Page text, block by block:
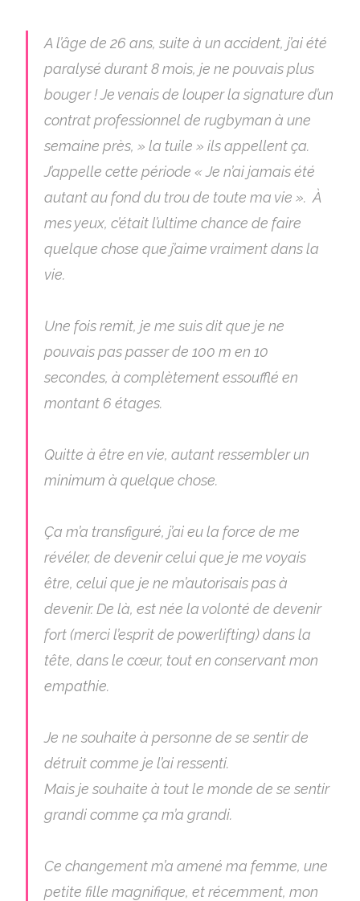
A l’âge de 26 ans, suite à un accident, j’ai été
paralysé durant 8 mois, je ne pouvais plus
bouger ! Je venais de louper la signature d’un
contrat professionnel de rugbyman à une
semaine près, » la tuile » ils appellent ça.
J’appelle cette période « Je n’ai jamais été
autant au fond du trou de toute ma vie ». À
mes yeux, c’était l’ultime chance de faire
quelque chose que j’aime vraiment dans la
vie.
Une fois remit, je me suis dit que je ne
pouvais pas passer de 100 m en 10
secondes, à complètement essoufflé en
montant 6 étages.
Quitte à être en vie, autant ressembler un
minimum à quelque chose.
Ça m’a transfiguré, j’ai eu la force de me
révéler, de devenir celui que je me voyais
être, celui que je ne m’autorisais pas à
devenir. De là, est née la volonté de devenir
fort (merci l’esprit de powerlifting) dans la
tête, dans le cœur, tout en conservant mon
empathie.
Je ne souhaite à personne de se sentir de
détruit comme je l’ai ressenti.
Mais je souhaite à tout le monde de se sentir
grandi comme ça m’a grandi.
Ce changement m’a amené ma femme, une
petite fille magnifique, et récemment, mon